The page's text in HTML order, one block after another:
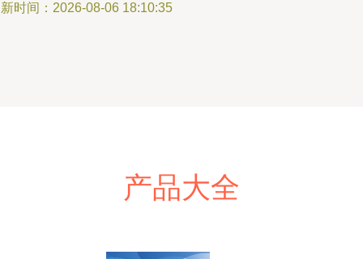
时间：2026-08-06 18:10:35
产品大全